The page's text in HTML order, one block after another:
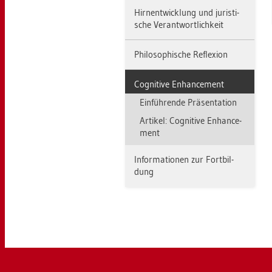
Hirn­ent­wick­lung und ju­ris­ti­
sche Ver­ant­wort­lich­keit
Phi­lo­so­phi­sche Re­fle­xi­on
Co­gni­ti­ve En­han­ce­ment
Ein­füh­ren­de Prä­sen­ta­ti­on
Ar­ti­kel: Co­gni­ti­ve En­han­ce­
ment
In­for­ma­tio­nen zur Fort­bil­
dung